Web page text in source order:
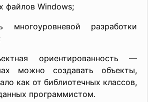
файлов Windows;
многоуровневой разработки
ориентированность —
можно создавать объекты,
как от библиотечных классов,
программистом.